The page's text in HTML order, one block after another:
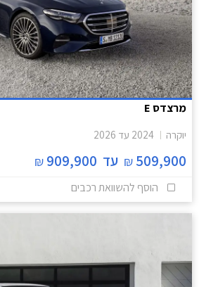
מרצדס E
יוקרה 2024 עד 2026
509,900
₪ עד 909,900
₪
הוסף להשוואת רכבים